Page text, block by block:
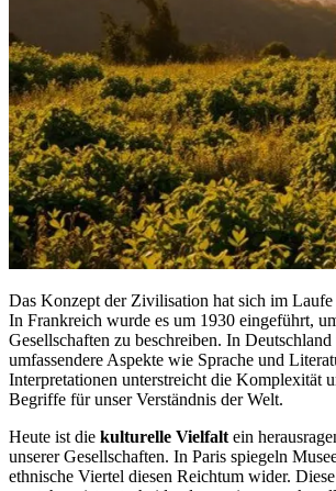
Das Konzept der Zivilisation hat sich im
In Frankreich wurde es um 1930 eingeführt,
Gesellschaften zu beschreiben. In
umfassendere Aspekte wie Sprache und
Interpretationen unterstreicht die Komplexität
Begriffe für unser Verständnis der Welt.
Heute ist die kulturelle Vielfalt ein
unserer Gesellschaften. In Paris spiegeln
ethnische Viertel diesen Reichtum wider.